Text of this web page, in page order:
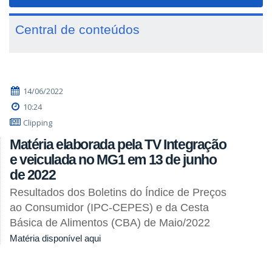
Central de conteúdos
14/06/2022
10:24
Clipping
Matéria elaborada pela TV Integração
e veiculada no MG1 em 13 de junho
de 2022
Resultados dos Boletins do Índice de Preços
ao Consumidor (IPC-CEPES) e da Cesta
Básica de Alimentos (CBA) de Maio/2022
Matéria disponível aqui